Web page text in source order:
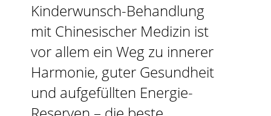
Kinderwunsch-Behandlung
mit Chinesischer Medizin ist
vor allem ein Weg zu innerer
Harmonie, guter Gesundheit
und aufgefüllten Energie-